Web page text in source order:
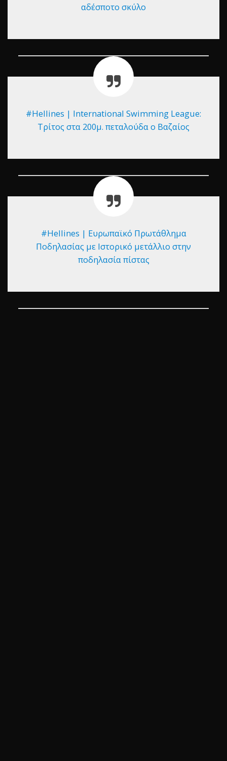
αδέσποτο σκύλο
#Hellines | International Swimming League:
Τρίτος στα 200μ. πεταλούδα ο Βαζαίος
#Hellines | Ευρωπαϊκό Πρωτάθλημα
Ποδηλασίας με Ιστορικό μετάλλιο στην
ποδηλασία πίστας